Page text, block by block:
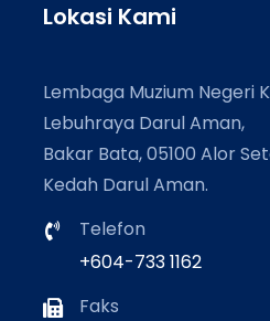
Lokasi Kami
Lembaga Muzium Negeri
Lebuhraya Darul Aman,
Bakar Bata, 05100 Alor
Kedah Darul Aman.
Telefon
+604-733 1162
Faks